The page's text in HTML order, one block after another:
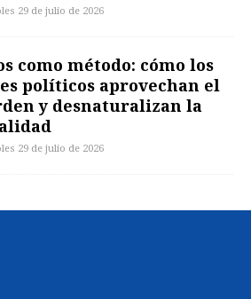
29 de julio de 2026
como método: cómo los
políticos aprovechan el
y desnaturalizan la
29 de julio de 2026